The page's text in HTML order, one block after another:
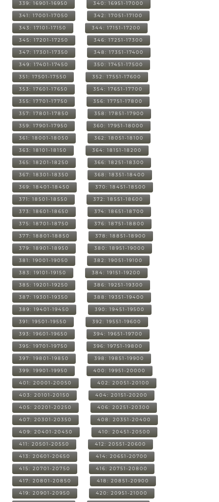
339: 16901-16950 340: 16951-17000
341: 17001-17050 342: 17051-17100
343: 17101-17150 344: 17151-17200
345: 17201-17250 346: 17251-17300
347: 17301-17350 348: 17351-17400
349: 17401-17450 350: 17451-17500
351: 17501-17550 352: 17551-17600
353: 17601-17650 354: 17651-17700
355: 17701-17750 356: 17751-17800
357: 17801-17850 358: 17851-17900
359: 17901-17950 360: 17951-18000
361: 18001-18050 362: 18051-18100
363: 18101-18150 364: 18151-18200
365: 18201-18250 366: 18251-18300
367: 18301-18350 368: 18351-18400
369: 18401-18450 370: 18451-18500
371: 18501-18550 372: 18551-18600
373: 18601-18650 374: 18651-18700
375: 18701-18750 376: 18751-18800
377: 18801-18850 378: 18851-18900
379: 18901-18950 380: 18951-19000
381: 19001-19050 382: 19051-19100
383: 19101-19150 384: 19151-19200
385: 19201-19250 386: 19251-19300
387: 19301-19350 388: 19351-19400
389: 19401-19450 390: 19451-19500
391: 19501-19550 392: 19551-19600
393: 19601-19650 394: 19651-19700
395: 19701-19750 396: 19751-19800
397: 19801-19850 398: 19851-19900
399: 19901-19950 400: 19951-20000
401: 20001-20050 402: 20051-20100
403: 20101-20150 404: 20151-20200
405: 20201-20250 406: 20251-20300
407: 20301-20350 408: 20351-20400
409: 20401-20450 410: 20451-20500
411: 20501-20550 412: 20551-20600
413: 20601-20650 414: 20651-20700
415: 20701-20750 416: 20751-20800
417: 20801-20850 418: 20851-20900
419: 20901-20950 420: 20951-21000